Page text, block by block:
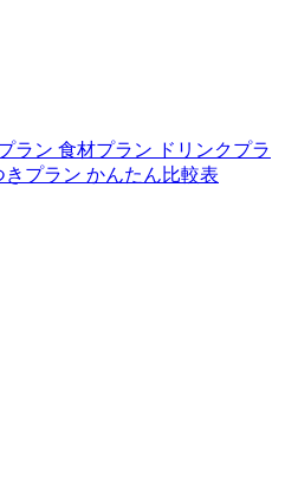
ラン 食材プラン ドリンクプラ
きプラン かんたん比較表